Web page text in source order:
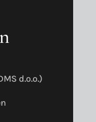
d.o.o.)